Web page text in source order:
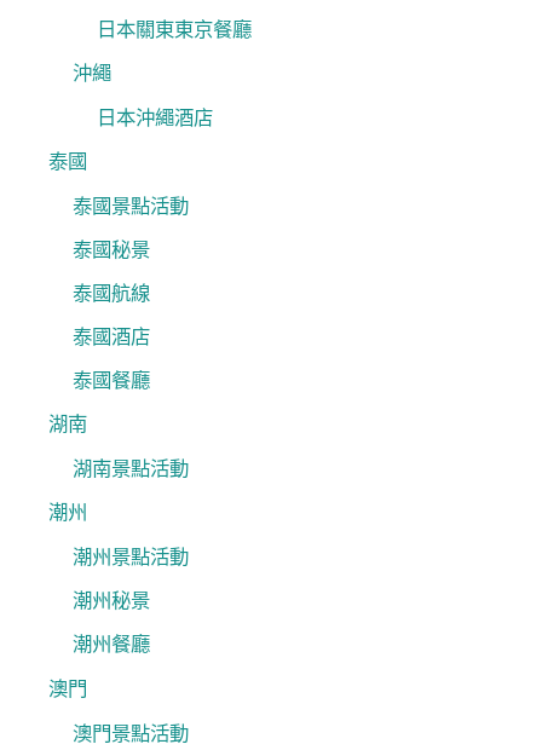
日本關東東京餐廳
沖繩
日本沖繩酒店
泰國
泰國景點活動
泰國秘景
泰國航線
泰國酒店
泰國餐廳
湖南
湖南景點活動
潮州
潮州景點活動
潮州秘景
潮州餐廳
澳門
澳門景點活動